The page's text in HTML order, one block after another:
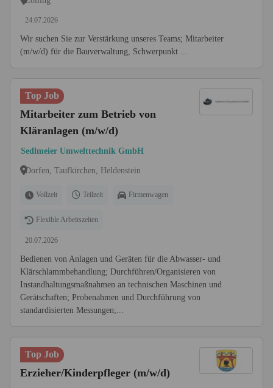
24.07.2026
Wir suchen Sie zur Verstärkung unseres Teams; Mitarbeiter
(m/w/d) für die Bauverwaltung, Schwerpunkt ...
Top Job
Mitarbeiter zum Betrieb von
Kläranlagen (m/w/d)
Sedlmeier Umwelttechnik GmbH
Dorfen, Taufkirchen, Heldenstein
Vollzeit Teilzeit Firmenwagen
Flexible Arbeitszeiten
20.07.2026
Bedienen von Anlagen und Geräten für die Abwasser- und
Klärschlammbehandlung; Durchführen/Organisieren von
Instandhaltungsmaßnahmen an technischen Maschinen und
Gerätschaften; Probenahmen und Durchführung von
standardisierten Messungen;...
Top Job
Erzieher/­Kinderpfleger (m/w/d)